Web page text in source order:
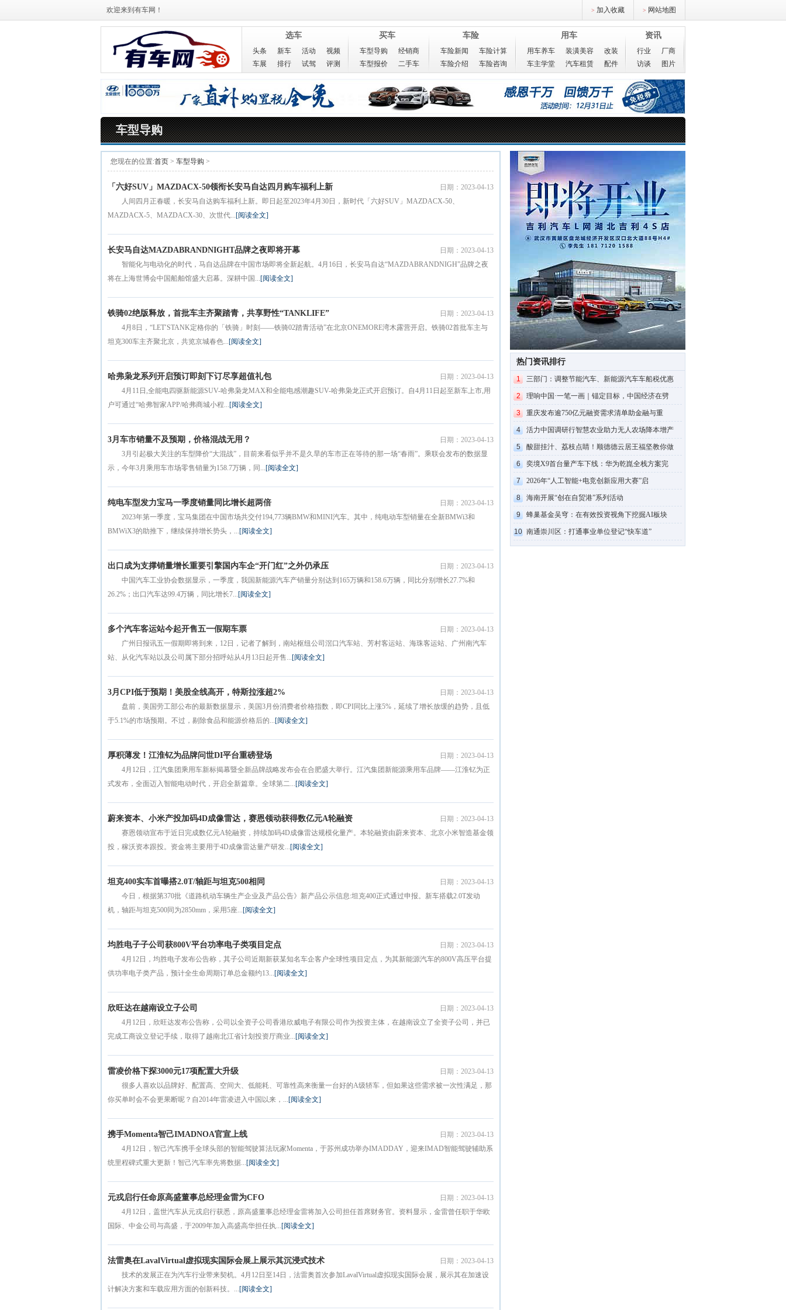
欢迎来到有车网！ > 网站地图
> 加入收藏
选车
头条 新车 活动
视频
车展
排行 试驾 评测
买车
车型导购
经销商
车型报价
二手车
车险
车险新闻
车险计算
车险介绍
车险咨询
用车
用车养车 装潢美容
改装
车主学堂
汽车租赁 配件
资讯
行业
厂商
访谈
图片
车型导购
您现在的位置:首页 > 车型导购 >
日期：2023-04-13
「六好SUV」MAZDACX-50领衔长安马自达四月购车福利上新
人间四月正春暖，长安马自达购车福利上新。即日起至2023年4月30日，新时代「六好SUV」MAZDACX-50、
MAZDACX-5、MAZDACX-30、次世代...[阅读全文]
日期：2023-04-13
长安马自达MAZDABRANDNIGHT品牌之夜即将开幕
智能化与电动化的时代，马自达品牌在中国市场即将全新起航。4月16日，长安马自达“MAZDABRANDNIGH”品牌之夜
将在上海世博会中国船舶馆盛大启幕。深耕中国...[阅读全文]
日期：2023-04-13
铁骑02绝版释放，首批车主齐聚踏青，共享野性“TANKLIFE”
4月8日，“LET′STANK定格你的「铁骑」时刻——铁骑02踏青活动”在北京ONEMORE湾木露营开启。铁骑02首批车主与
坦克300车主齐聚北京，共览京城春色...[阅读全文]
日期：2023-04-13
哈弗枭龙系列开启预订即刻下订尽享超值礼包
4月11日,全能电四驱新能源SUV-哈弗枭龙MAX和全能电感潮趣SUV-哈弗枭龙正式开启预订。自4月11日起至新车上市,用
户可通过“哈弗智家APP/哈弗商城小程...[阅读全文]
日期：2023-04-13
3月车市销量不及预期，价格混战无用？
3月引起极大关注的车型降价“大混战”，目前来看似乎并不是久旱的车市正在等待的那一场“春雨”。乘联会发布的数据显
示，今年3月乘用车市场零售销量为158.7万辆，同...[阅读全文]
日期：2023-04-13
纯电车型发力宝马一季度销量同比增长超两倍
2023年第一季度，宝马集团在中国市场共交付194,773辆BMW和MINI汽车。其中，纯电动车型销量在全新BMWi3和
BMWiX3的助推下，继续保持增长势头，...[阅读全文]
日期：2023-04-13
出口成为支撑销量增长重要引擎国内车企“开门红”之外仍承压
中国汽车工业协会数据显示，一季度，我国新能源汽车产销量分别达到165万辆和158.6万辆，同比分别增长27.7%和
26.2%；出口汽车达99.4万辆，同比增长7...[阅读全文]
日期：2023-04-13
多个汽车客运站今起开售五一假期车票
广州日报讯五一假期即将到来，12日，记者了解到，南站枢纽公司滘口汽车站、芳村客运站、海珠客运站、广州南汽车
站、从化汽车站以及公司属下部分招呼站从4月13日起开售...[阅读全文]
日期：2023-04-13
3月CPI低于预期！美股全线高开，特斯拉涨超2%
盘前，美国劳工部公布的最新数据显示，美国3月份消费者价格指数，即CPI同比上涨5%，延续了增长放缓的趋势，且低
于5.1%的市场预期。不过，剔除食品和能源价格后的...[阅读全文]
日期：2023-04-13
厚积薄发！江淮钇为品牌问世DI平台重磅登场
4月12日，江汽集团乘用车新标揭幕暨全新品牌战略发布会在合肥盛大举行。江汽集团新能源乘用车品牌——江淮钇为正
式发布，全面迈入智能电动时代，开启全新篇章。全球第二...[阅读全文]
日期：2023-04-13
蔚来资本、小米产投加码4D成像雷达，赛恩领动获得数亿元A轮融资
赛恩领动宣布于近日完成数亿元A轮融资，持续加码4D成像雷达规模化量产。本轮融资由蔚来资本、北京小米智造基金领
投，稼沃资本跟投。资金将主要用于4D成像雷达量产研发...[阅读全文]
日期：2023-04-13
坦克400实车首曝搭2.0T/轴距与坦克500相同
今日，根据第370批《道路机动车辆生产企业及产品公告》新产品公示信息:坦克400正式通过申报。新车搭载2.0T发动
机，轴距与坦克500同为2850mm，采用5座...[阅读全文]
日期：2023-04-13
均胜电子子公司获800V平台功率电子类项目定点
4月12日，均胜电子发布公告称，其子公司近期新获某知名车企客户全球性项目定点，为其新能源汽车的800V高压平台提
供功率电子类产品，预计全生命周期订单总金额约13...[阅读全文]
日期：2023-04-13
欣旺达在越南设立子公司
4月12日，欣旺达发布公告称，公司以全资子公司香港欣威电子有限公司作为投资主体，在越南设立了全资子公司，并已
完成工商设立登记手续，取得了越南北江省计划投资厅商业...[阅读全文]
日期：2023-04-13
雷凌价格下探3000元17项配置大升级
很多人喜欢以品牌好、配置高、空间大、低能耗、可靠性高来衡量一台好的A级轿车，但如果这些需求被一次性满足，那
你买单时会不会更果断呢？自2014年雷凌进入中国以来，...[阅读全文]
日期：2023-04-13
携手Momenta智己IMADNOA官宣上线
4月12日，智己汽车携手全球头部的智能驾驶算法玩家Momenta，于苏州成功举办IMADDAY，迎来IMAD智能驾驶辅助系
统里程碑式重大更新！智己汽车率先将数据...[阅读全文]
日期：2023-04-13
元戎启行任命原高盛董事总经理金雷为CFO
4月12日，盖世汽车从元戎启行获悉，原高盛董事总经理金雷将加入公司担任首席财务官。资料显示，金雷曾任职于华欧
国际、中金公司与高盛，于2009年加入高盛高华担任执...[阅读全文]
日期：2023-04-13
法雷奥在LavalVirtual虚拟现实国际会展上展示其沉浸式技术
技术的发展正在为汽车行业带来契机。4月12日至14日，法雷奥首次参加LavalVirtual虚拟现实国际会展，展示其在加速设
计解决方案和车载应用方面的创新科技。...[阅读全文]
热门资讯排行
1 三部门：调整节能汽车、新能源汽车车船税优惠
2 理响中国·一笔一画｜锚定目标，中国经济在劈
3 重庆发布逾750亿元融资需求清单助金融与重
4 活力中国调研行智慧农业助力无人农场降本增产
5 酸甜挂汁、荔枝点睛！顺德德云居王福坚教你做
6 奕境X9首台量产车下线：华为乾崑全栈方案完
7 2026年“人工智能+电竞创新应用大赛”启
8 海南开展“创在自贸港”系列活动
9 蜂巢基金吴穹：在有效投资视角下挖掘AI板块
10 南通崇川区：打通事业单位登记“快车道”